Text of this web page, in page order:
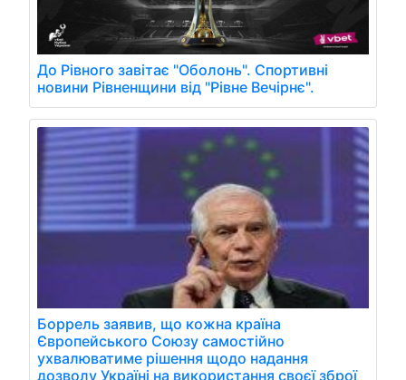
До Рівного завітає "Оболонь". Спортивні
новини Рівненщини від "Рівне Вечірнє".
Боррель заявив, що кожна країна
Європейського Союзу самостійно
ухвалюватиме рішення щодо надання
дозволу Україні на використання своєї зброї